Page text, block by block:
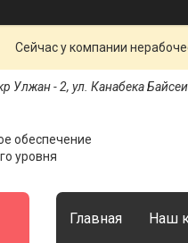
Сейчас у компании
Улжан - 2, ул. Канабека
обеспечение
уровня
Главная Наш